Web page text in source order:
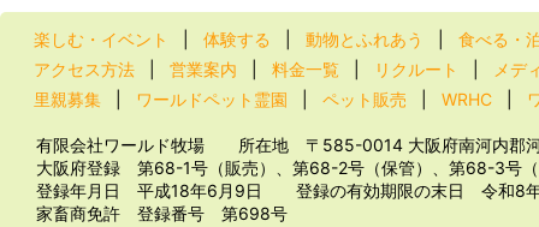
楽しむ・イベント 体験する 動物とふれあう
食べる・
アクセス方法
営業案内 料金一覧 リクルート
メデ
里親募集
ワールドペット霊園 ペット販売 WRHC
有限会社ワールド牧場 所在地 〒585-0014 大阪府南河内郡
大阪府登録 第68-1号（販売）、第68-2号（保管）、第68-3号
登録年月日 平成18年6月9日 登録の有効期限の末日 令和
家畜商免許 登録番号 第698号